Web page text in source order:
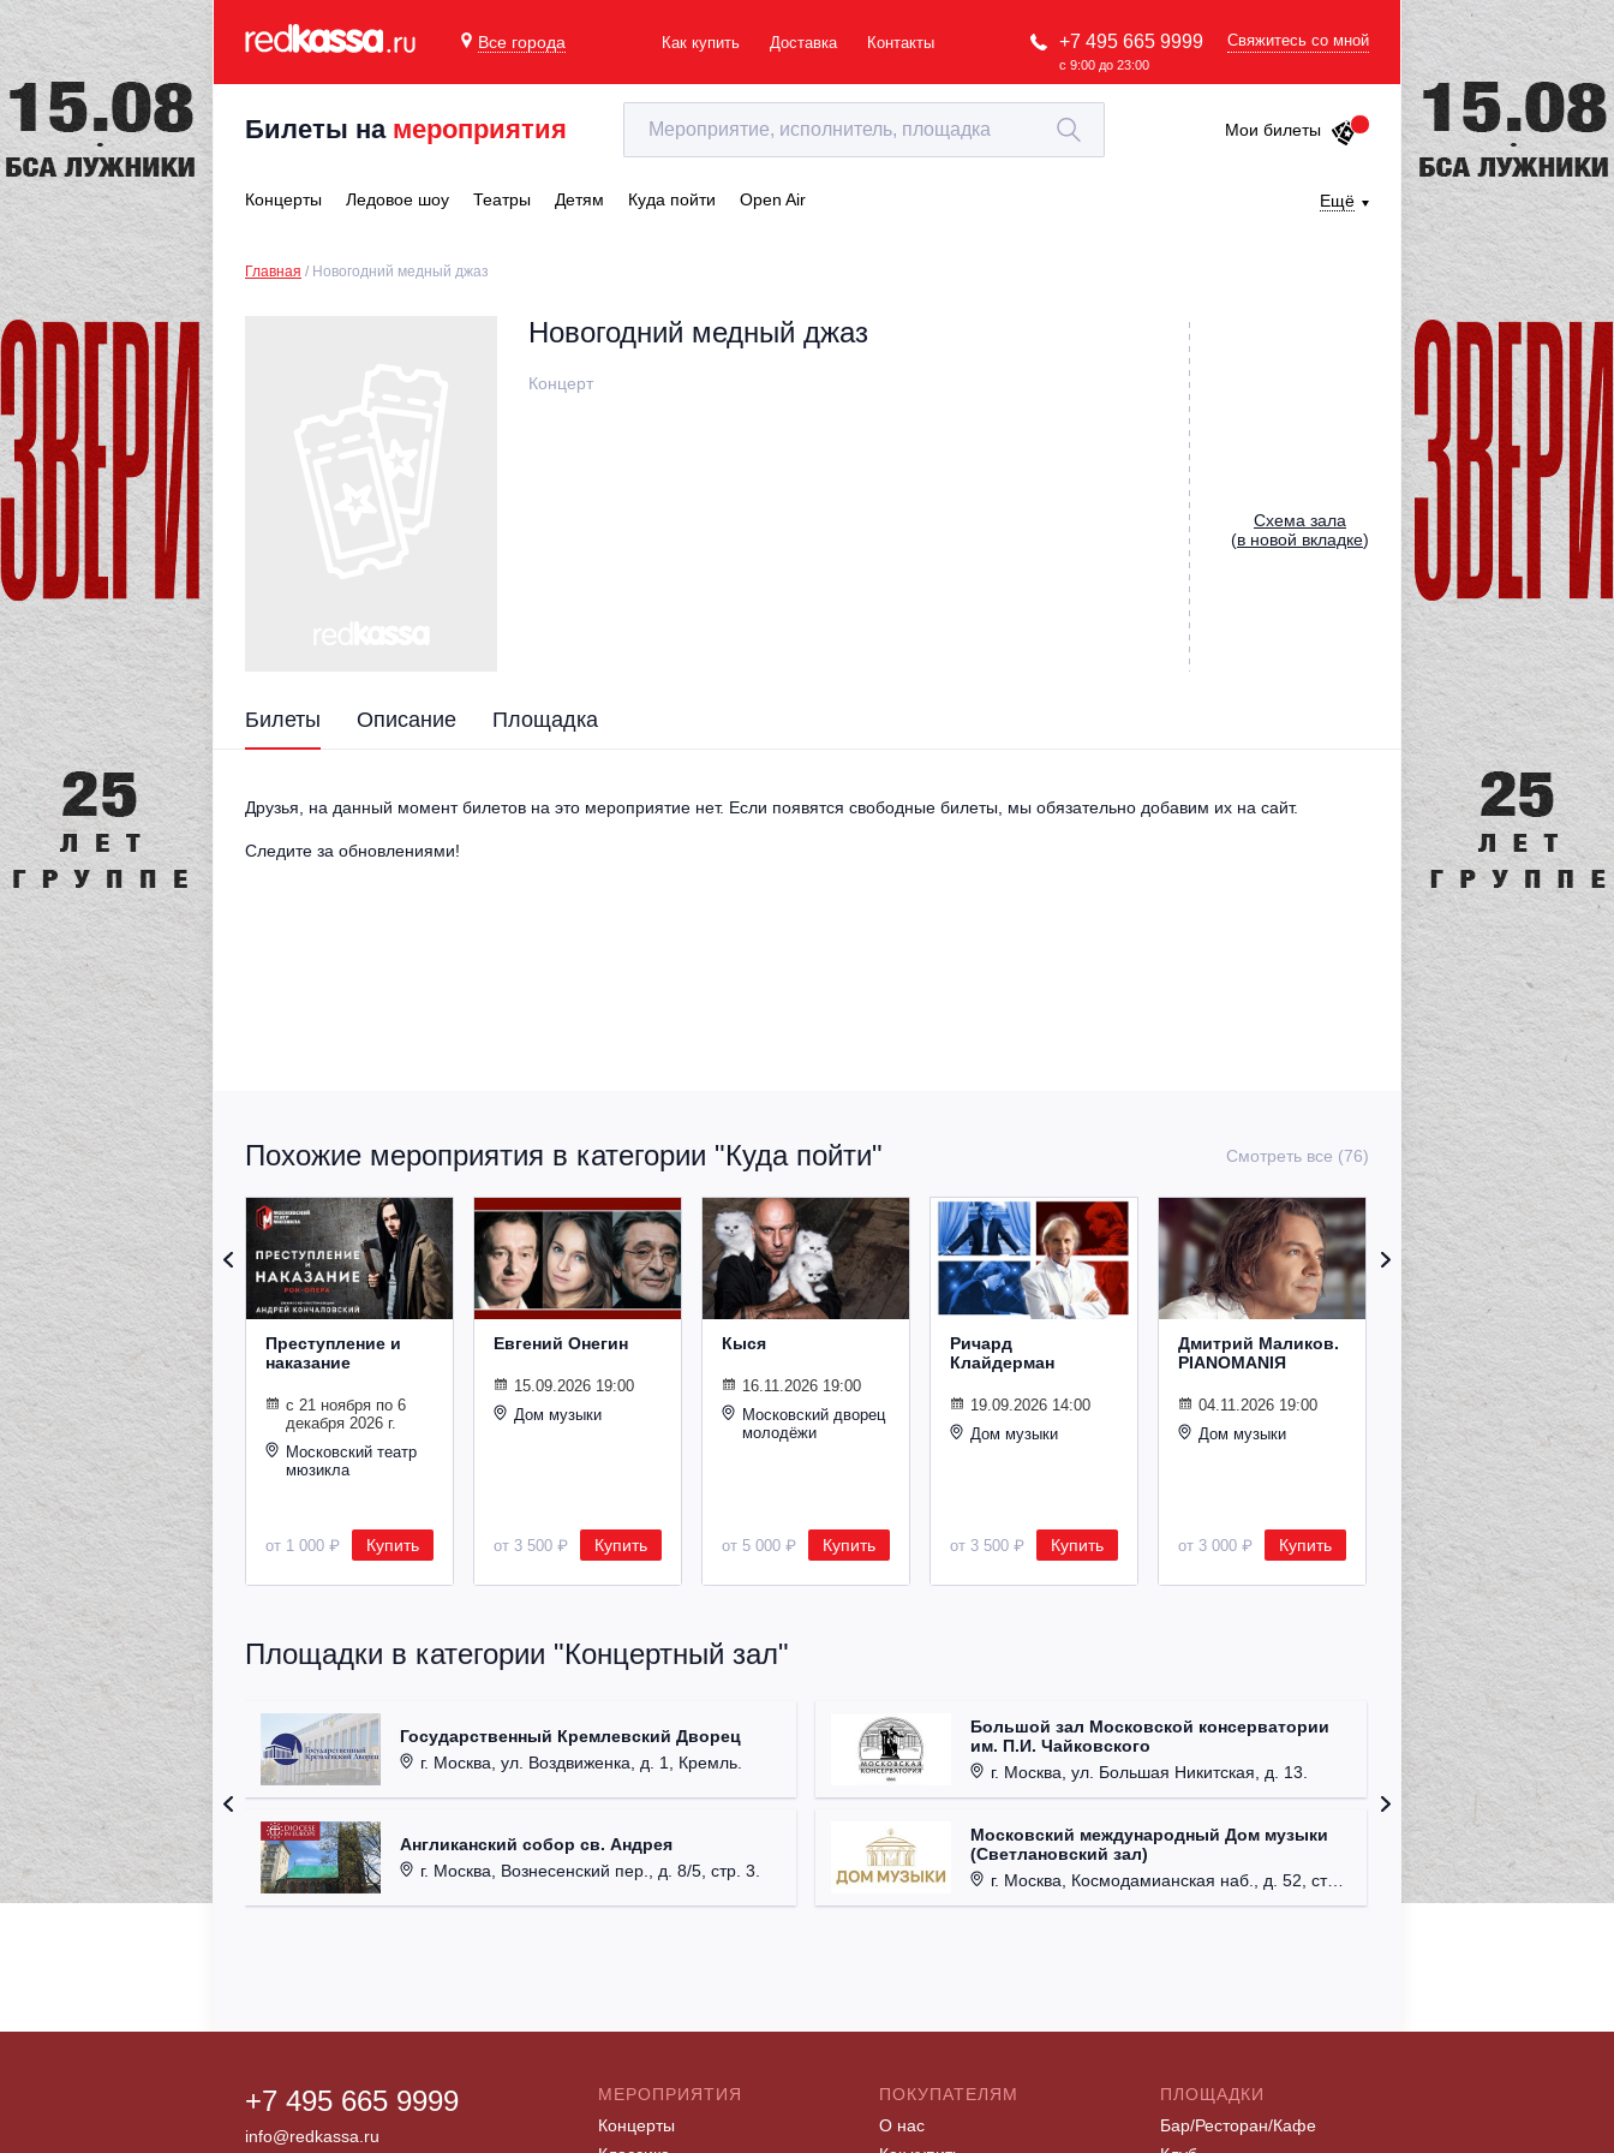
Все города Как купить Доставка Контакты +7 495 665 9999
с 9:00 до 23:00
Свяжитесь со мной
Билеты на мероприятия Мои билеты
Концерты Ледовое шоу Театры Детям Куда пойти Open Air Ещё
Главная Новогодний медный джаз
Новогодний медный джаз
Концерт
Cхема зала
(в новой вкладке)
Билеты Описание Площадка
Друзья, на данный момент билетов на это мероприятие нет. Если появятся свободные билеты, мы обязательно добавим их на сайт.
Следите за обновлениями!
Похожие мероприятия в категории "Куда пойти" Смотреть все (76)
Преступление и
наказание
с 21 ноября по 6
декабря 2026 г.
Московский театр
мюзикла
от 1 000 ₽ Купить
Евгений Онегин
15.09.2026 19:00
Дом музыки
от 3 500 ₽ Купить
Кыся
16.11.2026 19:00
Московский дворец
молодёжи
от 5 000 ₽ Купить
Ричард
Клайдерман
19.09.2026 14:00
Дом музыки
от 3 500 ₽ Купить
Дмитрий Маликов.
PIANOMANIЯ
04.11.2026 19:00
Дом музыки
от 3 000 ₽ Купить
Рождественский
концерт
Владимира
Спивакова
24.12.2026 19:00
Дом музыки
от 8 500 ₽ Купить
Площадки в категории "Концертный зал"
Государственный Кремлевский Дворец
г. Москва, ул. Воздвиженка, д. 1, Кремль.
Англиканский собор св. Андрея
г. Москва, Вознесенский пер., д. 8/5, стр. 3.
Большой зал Московской консерватории
им. П.И. Чайковского
г. Москва, ул. Большая Никитская, д. 13.
Московский международный Дом музыки
(Светлановский зал)
г. Москва, Космодамианская наб., д. 52, стр. 8.
г.
Клуб
г.
+7 495 665 9999
info@redkassa.ru
МЕРОПРИЯТИЯ
Концерты
ПОКУПАТЕЛЯМ
О нас
ПЛОЩАДКИ
Бар/Ресторан/Кафе